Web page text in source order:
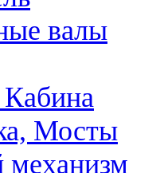
валы
Мосты
механизм